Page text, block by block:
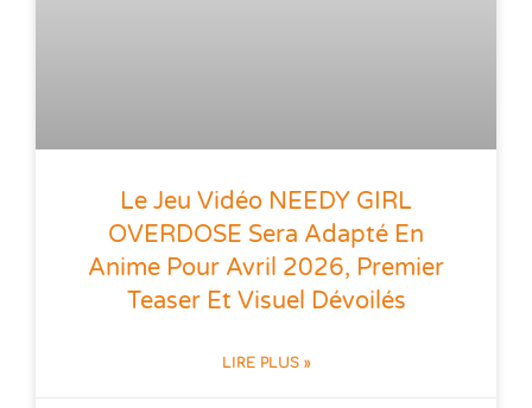
Le Jeu Vidéo NEEDY GIRL
OVERDOSE Sera Adapté En
Anime Pour Avril 2026, Premier
Teaser Et Visuel Dévoilés
LIRE PLUS »